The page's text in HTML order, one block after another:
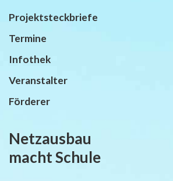
Projektsteckbriefe
Termine
Infothek
Veranstalter
Förderer
Netzausbau
macht Schule